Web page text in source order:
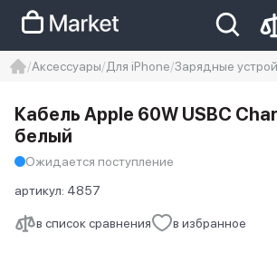
Iphone 14 pro max
айфон 14
Аксессуары Для iPhone Зарядные
в список сравнения в избранное
Кабель Apple 60W USBC
белый
Ожидается поступление
артикул: 4857